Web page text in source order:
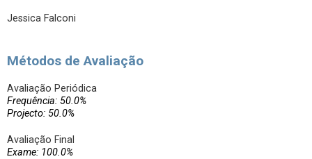
Jessica Falconi
Métodos de Avaliação
Avaliação Periódica
Frequência: 50.0%
Projecto: 50.0%
Avaliação Final
Exame: 100.0%